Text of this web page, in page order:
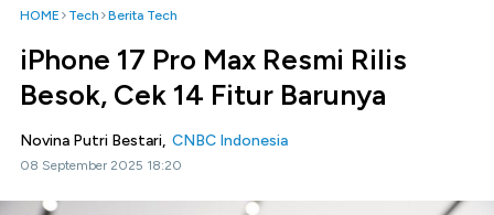
HOME Tech Berita Tech
iPhone 17 Pro Max Resmi Rilis
Besok, Cek 14 Fitur Barunya
Novina Putri Bestari, CNBC Indonesia
08 September 2025 18:20